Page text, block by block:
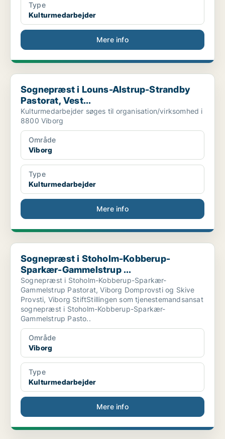
Type
Kulturmedarbejder
Mere info
Sognepræst i Louns-Alstrup-Strandby Pastorat, Vest...
Sognepræst i Louns-Alstrup-Strandby
Pastorat, Vest...
Kulturmedarbejder søges til organisation/virksomhed i
8800 Viborg
Område
Viborg
Type
Kulturmedarbejder
Mere info
Sognepræst i Stoholm-Kobberup-Sparkær-Gammelstrup ...
Sognepræst i Stoholm-Kobberup-
Sparkær-Gammelstrup ...
Sognepræst i Stoholm-Kobberup-Sparkær-
Gammelstrup Pastorat, Viborg Domprovsti og Skive
Provsti, Viborg StiftStillingen som tjenestemandsansat
sognepræst i Stoholm-Kobberup-Sparkær-
Gammelstrup Pasto..
Område
Viborg
Type
Kulturmedarbejder
Mere info